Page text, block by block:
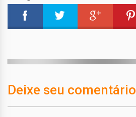
Deixe seu comentário